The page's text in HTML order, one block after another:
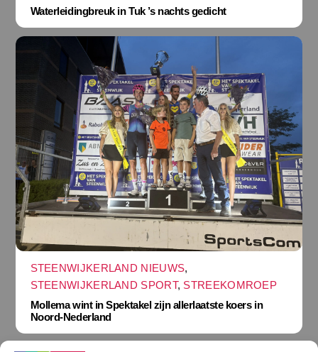
Waterleidingbreuk in Tuk ’s nachts gedicht
STEENWIJKERLAND NIEUWS,
STEENWIJKERLAND SPORT, STREEKOMROEP
Mollema wint in Spektakel zijn allerlaatste koers in
Noord-Nederland